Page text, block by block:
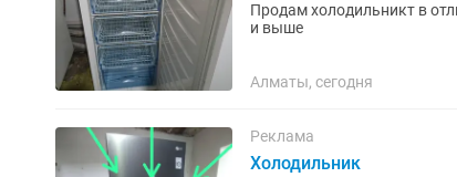
Продам холодильникт в
и выше
Алматы, сегодня
Реклама
Холодильник